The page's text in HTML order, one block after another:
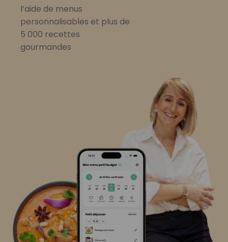
l’aide de menus
personnalisables et plus de
5 000 recettes
gourmandes